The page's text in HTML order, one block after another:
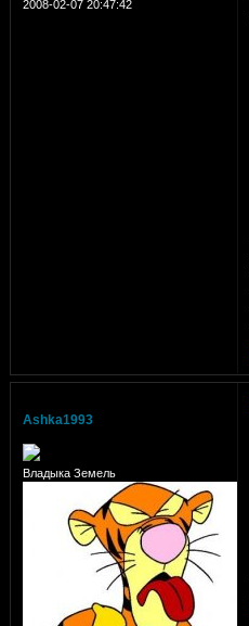
2008-02-07 20:47:42
Ashka1993
Владыка Земель